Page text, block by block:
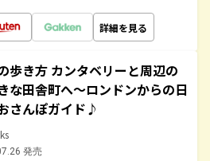
詳細を見る
歩き方 カンタベリーと周辺の
な田舎町へ～ロンドンからの日
さんぽガイド♪
発売